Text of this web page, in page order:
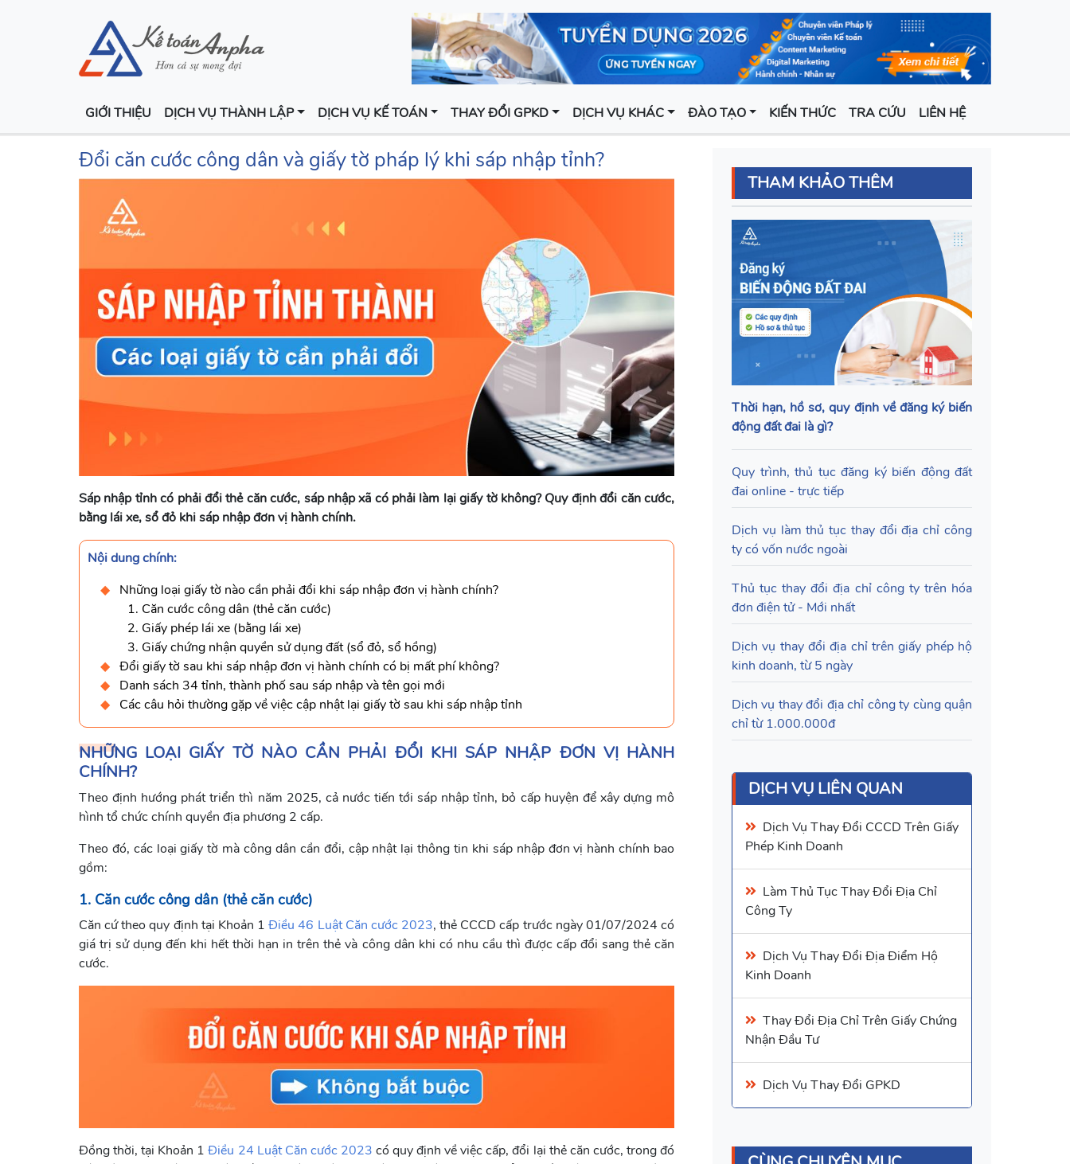
GIỚI THIỆU DỊCH VỤ THÀNH LẬP DỊCH VỤ KẾ TOÁN THAY ĐỔI GPKD DỊCH VỤ KHÁC ĐÀO TẠO KIẾN THỨC TRA CỨU LIÊN HỆ
Đổi căn cước công dân và giấy tờ pháp lý khi sáp nhập tỉnh?
Sáp nhập tỉnh có phải đổi thẻ căn cước, sáp nhập xã có phải làm lại giấy tờ không? Quy định đổi căn cước,
bằng lái xe, sổ đỏ khi sáp nhập đơn vị hành chính.
Nội dung chính:
Những loại giấy tờ nào cần phải đổi khi sáp nhập đơn vị hành chính?
1. Căn cước công dân (thẻ căn cước)
2. Giấy phép lái xe (bằng lái xe)
3. Giấy chứng nhận quyền sử dụng đất (sổ đỏ, sổ hồng)
Đổi giấy tờ sau khi sáp nhập đơn vị hành chính có bị mất phí không?
Danh sách 34 tỉnh, thành phố sau sáp nhập và tên gọi mới
Các câu hỏi thường gặp về việc cập nhật lại giấy tờ sau khi sáp nhập tỉnh
NHỮNG LOẠI GIẤY TỜ NÀO CẦN PHẢI ĐỔI KHI SÁP NHẬP ĐƠN VỊ HÀNH
CHÍNH?
Theo định hướng phát triển thì năm 2025, cả nước tiến tới sáp nhập tỉnh, bỏ cấp huyện để xây dựng mô
hình tổ chức chính quyền địa phương 2 cấp.
Theo đó, các loại giấy tờ mà công dân cần đổi, cập nhật lại thông tin khi sáp nhập đơn vị hành chính bao
gồm:
1. Căn cước công dân (thẻ căn cước)
Căn cứ theo quy định tại Khoản 1Điều 46 Luật Căn cước 2023, thẻ CCCD cấp trước ngày 01/07/2024 có
giá trị sử dụng đến khi hết thời hạn in trên thẻ và công dân khi có nhu cầu thì được cấp đổi sang thẻ căn
cước.
Đồng thời, tại Khoản 1Điều 24 Luật Căn cước 2023 có quy định về việc cấp, đổi lại thẻ căn cước, trong đó
THAM KHẢO THÊM
Thời hạn, hồ sơ, quy định về đăng ký biến
động đất đai là gì?
Quy trình, thủ tục đăng ký biến động đất
đai online - trực tiếp
Dịch vụ làm thủ tục thay đổi địa chỉ công
ty có vốn nước ngoài
Thủ tục thay đổi địa chỉ công ty trên hóa
đơn điện tử - Mới nhất
Dịch vụ thay đổi địa chỉ trên giấy phép hộ
kinh doanh, từ 5 ngày
Dịch vụ thay đổi địa chỉ công ty cùng quận
chỉ từ 1.000.000đ
DỊCH VỤ LIÊN QUAN
Dịch Vụ Thay Đổi CCCD Trên Giấy
Phép Kinh Doanh
Làm Thủ TụcThay Đổi Địa Chỉ
Công Ty
Dịch Vụ Thay Đổi Địa Điểm Hộ
Kinh Doanh
Thay Đổi Địa Chỉ Trên Giấy Chứng
Nhận Đầu Tư
Dịch Vụ Thay Đổi GPKD